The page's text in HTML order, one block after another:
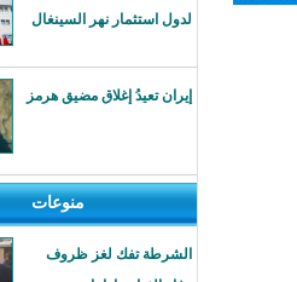
لدول استثمار نهر السينغال
إيران تعيدُ إغلاق مضيق هرمز
منوعات
الشرطة تفك لغز ظروف